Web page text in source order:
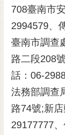
708臺南市
2994579、
臺南市調查
路二段208
話：06-
法務部調查
路74號;新
29177777